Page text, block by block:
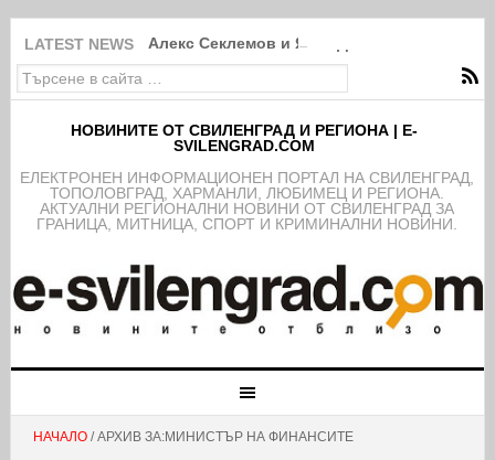
LATEST NEWS Алекс Секлемов и Ясен Димов са новите
НОВИНИТЕ ОТ СВИЛЕНГРАД И РЕГИОНА | E-
SVILENGRAD.COM
EЛЕКТРОНЕН ИНФОРМАЦИОНЕН ПОРТАЛ НА СВИЛЕНГРАД,
ТОПОЛОВГРАД, ХАРМАНЛИ, ЛЮБИМЕЦ И РЕГИОНА.
АКТУАЛНИ РЕГИОНАЛНИ НОВИНИ ОТ СВИЛЕНГРАД ЗА
ГРАНИЦА, МИТНИЦА, СПОРТ И КРИМИНАЛНИ НОВИНИ.
НАЧАЛО/ АРХИВ ЗА:МИНИСТЪР НА ФИНАНСИТЕ